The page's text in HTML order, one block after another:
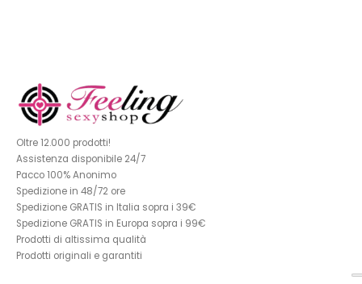
Oltre 12.000 prodotti!
Assistenza disponibile 24/7
Pacco 100% Anonimo
Spedizione in 48/72 ore
Spedizione GRATIS in Italia sopra i 39€
Spedizione GRATIS in Europa sopra i 99€
Prodotti di altissima qualità
Prodotti originali e garantiti